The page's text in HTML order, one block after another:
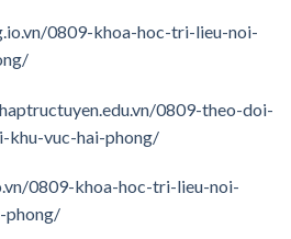
0809-khoa-hoc-tri-lieu-noi-
0809-theo-doi-
khu-vuc-hai-phong/
0809-khoa-hoc-tri-lieu-noi-
phong/